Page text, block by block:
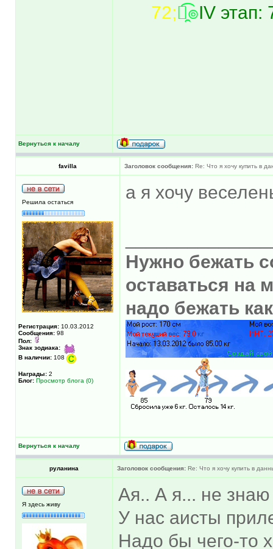
72;๏̯͡๏IV этап:
Вернуться к началу
favilla Заголовок сообщения: Re: Что я хочу купить в
Решила остаться
Регистрация: 10.03.2012
Сообщения: 98
Пол:
Знак зодиака:
В наличии: 108
Награды: 2
Блог: Просмотр блога (0)
а я хочу
Нужно бежать
оставаться на
надо бежать
Вернуться к началу
руланина Заголовок сообщения: Re: Что я хочу купить в
Я здесь живу
Ая.. А я... не знаю
У нас аисты
Надо бы чего-то